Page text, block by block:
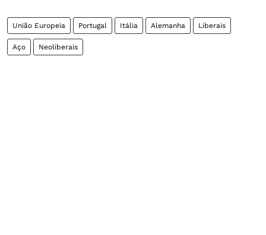
União Europeia Portugal Itália Alemanha Liberais
Aço Neoliberais